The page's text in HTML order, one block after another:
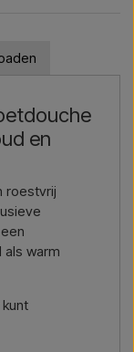
reageren snel.
→
kunt u
inclusief
bent
het
ontvangt u een
→
en
roestvrij
warm